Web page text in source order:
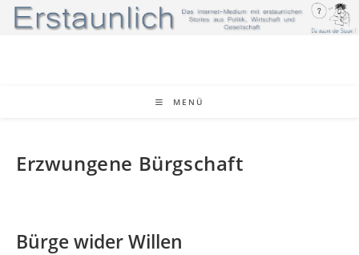
Zum
Inhalt
MENÜ
Erzwungene Bürgschaft
Bürge wider Willen